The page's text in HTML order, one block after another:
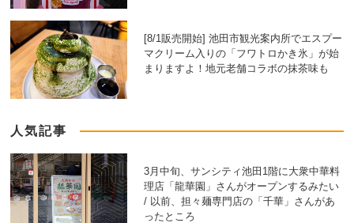
[8/1販売開始] 池田市観光案内所でエスプー
マクリーム入りの「フワトロかき氷」が始
まりますよ！地元老舗コラボの抹茶味も
人気記事
3月中旬、サンシティ池田1階に大衆中華料
理店「龍華園」さんがオープンするみたい
/ 以前、担々麺専門店の「千華」さんがあ
ったところ